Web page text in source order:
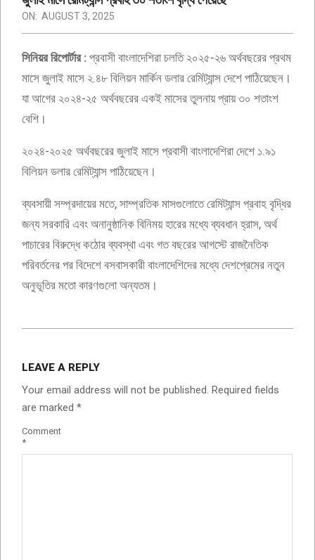
ON: AUGUST 3, 2025
সিনিয়র রিপোর্টার : প্রবাসী বাংলাদেশিরা চলতি ২০২৫-২৬ অর্থবছরের প্রথম
মাসে জুলাই মাসে ২.৪৮ বিলিয়ন মার্কিন ডলার রেমিট্যান্স দেশে পাঠিয়েছেন।
যা আগের ২০২৪-২৫ অর্থবছরের একই মাসের তুলনায় প্রায় ৩০ শতাংশ
বেশি।
২০২৪-২০২৫ অর্থবছরের জুলাই মাসে প্রবাসী বাংলাদেশিরা দেশে ১.৯১
বিলিয়ন ডলার রেমিট্যান্স পাঠিয়েছেন।
ব্যবসায়ী সম্প্রদায়ের মতে, সাম্প্রতিক মাসগুলোতে রেমিট্যান্স প্রবাহ বৃদ্ধির
জন্য সরকারি এবং অনানুষ্ঠানিক বিনিময় হারের মধ্যে ব্যবধান হ্রাস, অর্থ
পাচারের বিরুদ্ধে কঠোর ব্যবস্থা এবং গত বছরের আগস্টে রাজনৈতিক
পরিবর্তনের পর বিদেশে বসবাসকারী বাংলাদেশিদের মধ্যে দেশপ্রেমের নতুন
অনুভূতির মতো কারণগুলো অন্যতম।
03
LEAVE A REPLY
Your email address will not be published. Required fields
are marked *
Comment
*